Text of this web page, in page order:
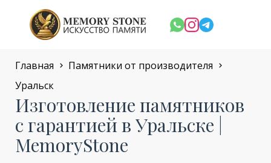
Главная
Памятники от производителя
Уральск
Изготовление памятников
с гарантией в Уральске |
MemoryStone